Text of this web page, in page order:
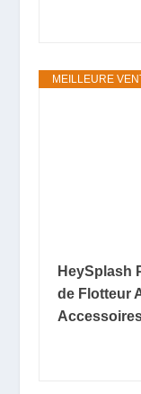
MEILLEURE
HeySplash
de Flotteur